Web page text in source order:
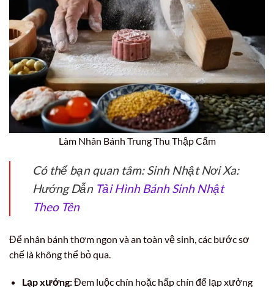
Làm Nhân Bánh Trung Thu Thập Cẩm
Có thể bạn quan tâm: Sinh Nhật Nơi Xa:
Hướng Dẫn Tải Hình Bánh Sinh Nhật
Theo Tên
Để nhân bánh thơm ngon và an toàn vệ sinh, các bước sơ
chế là không thể bỏ qua.
Lạp xưởng:Đem luộc chín hoặc hấp chín để lạp xưởng